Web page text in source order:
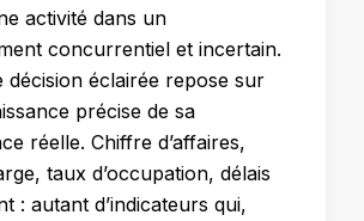
activité dans un
concurrentiel et incertain.
décision éclairée repose sur
précise de sa
réelle. Chiffre d’affaires,
taux d’occupation, délais
: autant d’indicateurs qui,